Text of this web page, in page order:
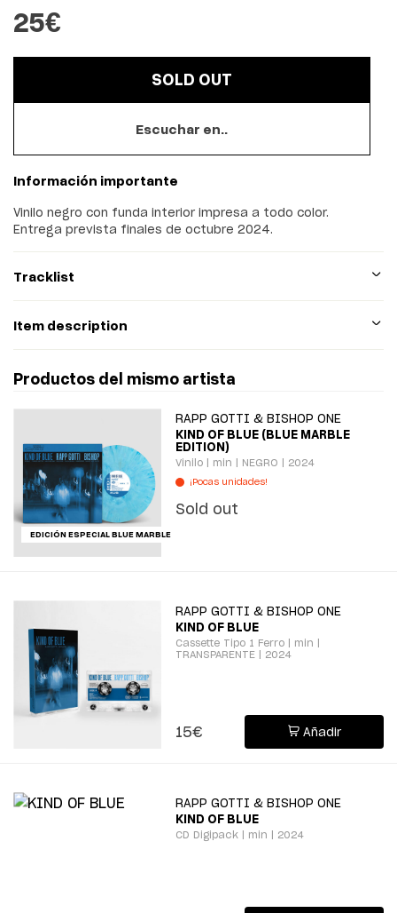
25€
SOLD OUT
Escuchar en..
Información importante
Vinilo negro con funda interior impresa a todo color.
Entrega prevista finales de octubre 2024.
Tracklist
Item description
Productos del mismo artista
EDICIÓN ESPECIAL BLUE MARBLE
RAPP GOTTI & BISHOP ONE
KIND OF BLUE (BLUE MARBLE
EDITION)
Vinilo | min | NEGRO | 2024
¡Pocas unidades!
Sold out
RAPP GOTTI & BISHOP ONE
KIND OF BLUE
Cassette Tipo 1 Ferro | min |
TRANSPARENTE | 2024
15€ Añadir
RAPP GOTTI & BISHOP ONE
KIND OF BLUE
CD Digipack | min | 2024